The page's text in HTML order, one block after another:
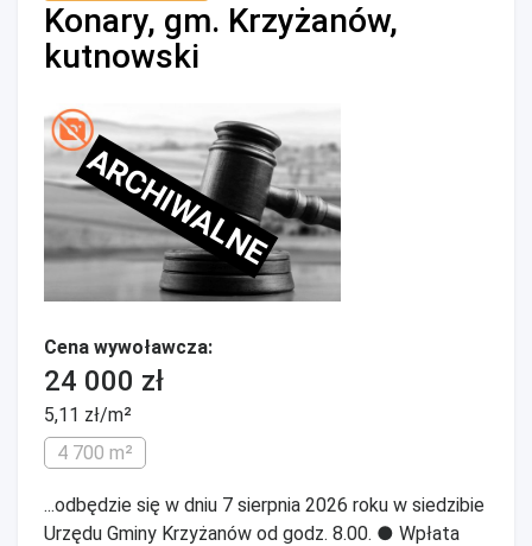
Konary, gm. Krzyżanów,
kutnowski
ARCHIWALNE
Cena wywoławcza:
24 000 zł
5,11 zł/m²
4 700 m²
...odbędzie się w dniu 7 sierpnia 2026 roku w siedzibie
Urzędu Gminy Krzyżanów od godz. 8.00. ● Wpłata